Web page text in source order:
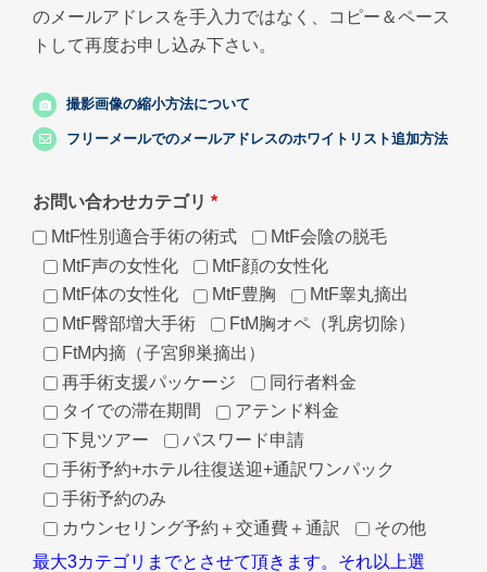
のメールアドレスを手入力ではなく、コピー＆ペース
トして再度お申し込み下さい。
撮影画像の縮小方法について
フリーメールでのメールアドレスのホワイトリスト追加方法
お問い合わせカテゴリ *
MtF性別適合手術の術式
MtF会陰の脱毛
MtF声の女性化
MtF顔の女性化
MtF体の女性化
MtF豊胸
MtF睾丸摘出
MtF臀部増大手術
FtM胸オペ（乳房切除）
FtM内摘（子宮卵巣摘出）
再手術支援パッケージ
同行者料金
タイでの滞在期間
アテンド料金
下見ツアー
パスワード申請
手術予約+ホテル往復送迎+通訳ワンパック
手術予約のみ
カウンセリング予約＋交通費＋通訳
その他
最大3カテゴリまでとさせて頂きます。それ以上選